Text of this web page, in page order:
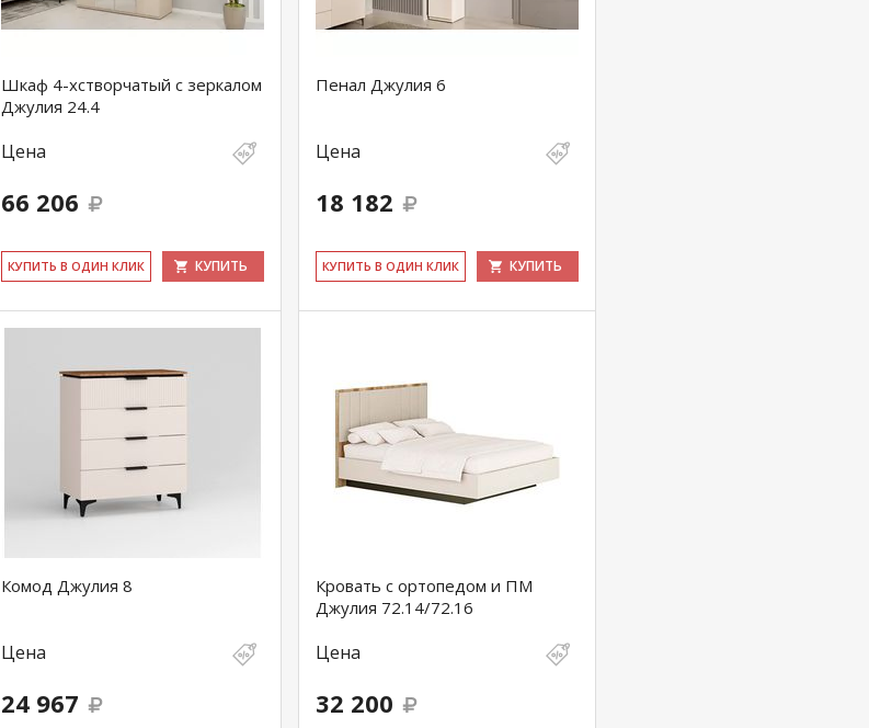
Шкаф 4-хстворчатый с зеркалом
Джулия 24.4
Цена
66 206
КУ­ПИТЬ В ОДИН КЛИК КУПИТЬ
Пенал Джулия 6
Цена
18 182
КУ­ПИТЬ В ОДИН КЛИК КУПИТЬ
Комод Джулия 8
Цена
24 967
Кровать с ортопедом и ПМ
Джулия 72.14/72.16
Цена
32 200